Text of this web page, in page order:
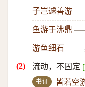
子岂遽善游
鱼游于沸鼎
游鱼细石 ——
流动，不固定
书证 皆若空